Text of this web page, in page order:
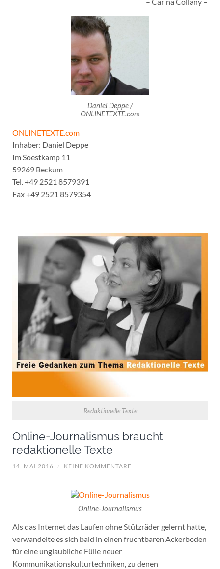
Daniel Deppe /
ONLINETEXTE.com
ONLINETEXTE.com
Inhaber: Daniel Deppe
Im Soestkamp 11
59269 Beckum
Tel. +49 2521 8579391
Fax +49 2521 8579354
Redaktionelle Texte
Online-Journalismus braucht
redaktionelle Texte
14. MAI 2016 / KEINE KOMMENTARE
Online-Journalismus
Als das Internet das Laufen ohne Stützräder gelernt hatte,
verwandelte es sich bald in einen fruchtbaren Ackerboden
für eine unglaubliche Fülle neuer
Kommunikationskulturtechniken, zu denen